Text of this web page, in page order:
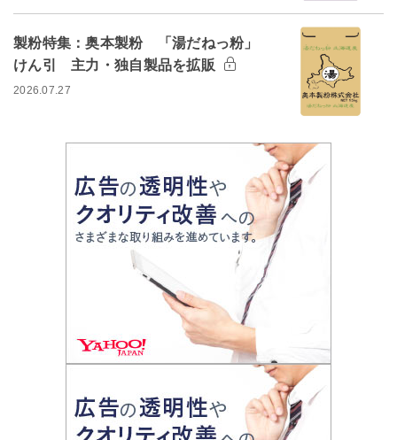
製粉特集：奥本製粉 「湯だねっ粉」
けん引 主力・独自製品を拡販
2026.07.27